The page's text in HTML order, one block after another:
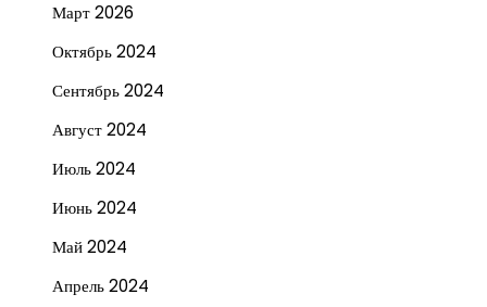
Март 2026
Октябрь 2024
Сентябрь 2024
Август 2024
Июль 2024
Июнь 2024
Май 2024
Апрель 2024